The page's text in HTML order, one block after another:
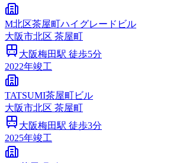
M北区茶屋町ハイグレードビル
大阪市北区 茶屋町
大阪梅田駅 徒歩5分
2022年竣工
TATSUMI茶屋町ビル
大阪市北区 茶屋町
大阪梅田駅 徒歩3分
2025年竣工